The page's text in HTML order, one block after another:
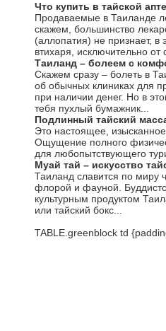
Что купить в тайской
Продаваемые в Таиланде
скажем, большинство
(аллопатия) не признает,
втихаря, исключительно
Таиланд – болеем с
Скажем сразу – болеть в
об обычных клиниках для
при наличии денег. Но в
тебя пухлый бумажник...
Подлинный тайский
Это настоящее,
Ощущение полного
для любопытствующего
Муай тай – искусство
Таиланд славится по
флорой и фауной.
культурным продуктом
или тайский бокс...
TABLE.greenblock td